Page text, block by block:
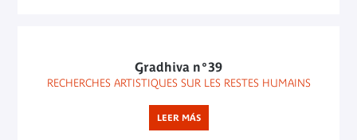
Gradhiva n°39
RECHERCHES ARTISTIQUES SUR LES RESTES HUMAINS
LEER MÁS